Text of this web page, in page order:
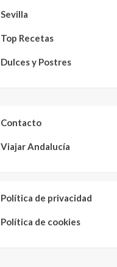
Sevilla
Top Recetas
Dulces y Postres
Contacto
Viajar Andalucía
Política de privacidad
Política de cookies